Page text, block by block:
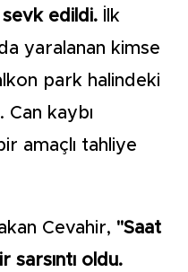
sevk edildi. İlk
yaralanan kimse
park halindeki
Can kaybı
amaçlı tahliye
Cevahir, "Saat
sarsıntı oldu.